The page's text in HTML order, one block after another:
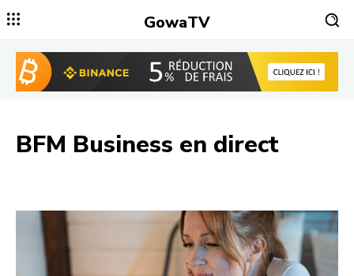
GowaTV
BFM Business en direct